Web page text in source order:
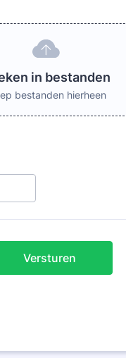
in bestanden
bestanden hierheen
Versturen